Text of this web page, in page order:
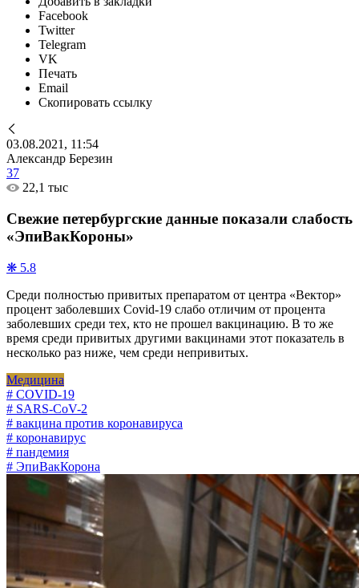
Facebook
Twitter
Telegram
VK
Печать
Email
Скопировать ссылку
03.08.2021, 11:54
Александр Березин
37
22,1 тыс
Свежие петербургские данные показали слабость
«ЭпиВакКороны»
❋ 5.8
Среди полностью привитых препаратом от центра «Вектор»
процент заболевших Covid-19 слабо отличим от процента
заболевших среди тех, кто не прошел вакцинацию. В то же
время среди привитых другими вакцинами этот показатель в
несколько раз ниже, чем среди непривитых.
Медицина
# COVID-19
# SARS-CoV-2
# вакцина против коронавируса
# коронавирус
# пандемия
# ЭпиВакКорона